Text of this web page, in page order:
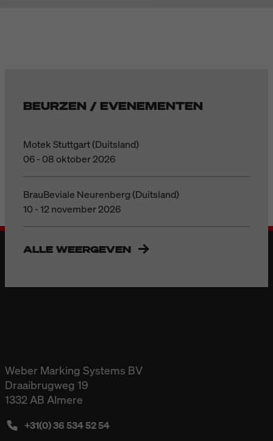
BEURZEN / EVENEMENTEN
Motek Stuttgart (Duitsland)
06 - 08 oktober 2026
BrauBeviale Neurenberg (Duitsland)
10 - 12 november 2026
ALLE WEERGEVEN
Weber Marking Systems BV
Draaibrugweg 19
1332 AB Almere
+31(0) 36 534 52 54